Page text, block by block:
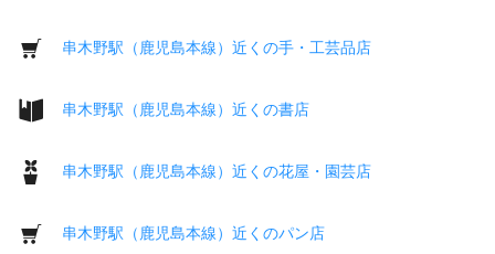
串木野駅（鹿児島本線）近くの手・工芸品店
串木野駅（鹿児島本線）近くの書店
串木野駅（鹿児島本線）近くの花屋・園芸店
串木野駅（鹿児島本線）近くのパン店